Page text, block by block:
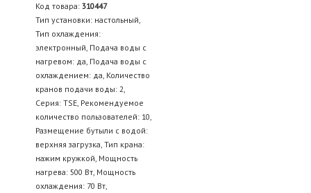
Код товара: 310447
Тип установки: настольный,
Тип охлаждения:
электронный, Подача воды с
нагревом: да, Подача воды с
охлаждением: да, Количество
кранов подачи воды: 2,
Серия: TSE, Рекомендуемое
количество пользователей: 10,
Размещение бутыли с водой:
верхняя загрузка, Тип крана:
нажим кружкой, Мощность
нагрева: 500 Вт, Мощность
охлаждения: 70 Вт,